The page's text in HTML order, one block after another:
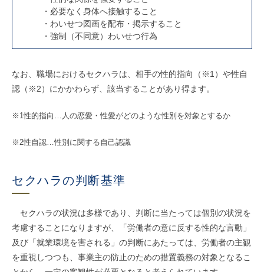
・必要なく身体へ接触すること
・わいせつ図画を配布・掲示すること
・強制（不同意）わいせつ行為
なお、職場におけるセクハラは、相手の性的指向（※1）や性自
認（※2）にかかわらず、該当することがあり得ます。
※1性的指向…人の恋愛・性愛がどのような性別を対象とするか
※2性自認…性別に関する自己認識
セクハラの判断基準
セクハラの状況は多様であり、判断に当たっては個別の状況を
考慮することになりますが、「労働者の意に反する性的な言動」
及び「就業環境を害される」の判断にあたっては、労働者の主観
を重視しつつも、事業主の防止のための措置義務の対象となるこ